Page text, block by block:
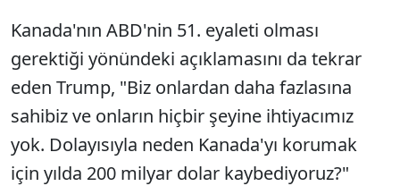
Kanada'nın ABD'nin 51. eyaleti olması
gerektiği yönündeki açıklamasını da tekrar
eden Trump, "Biz onlardan daha fazlasına
sahibiz ve onların hiçbir şeyine ihtiyacımız
yok. Dolayısıyla neden Kanada'yı korumak
için yılda 200 milyar dolar kaybediyoruz?"